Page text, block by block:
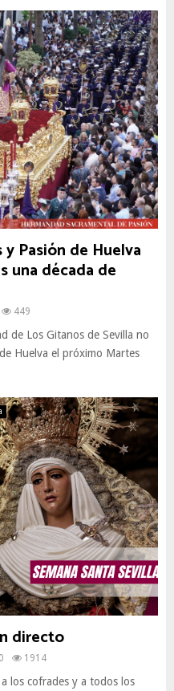
Pasión de Huelva
una década de
449
de Los Gitanos de Sevilla no
Huelva el próximo Martes
directo
0 1914
los cofrades y a todos los